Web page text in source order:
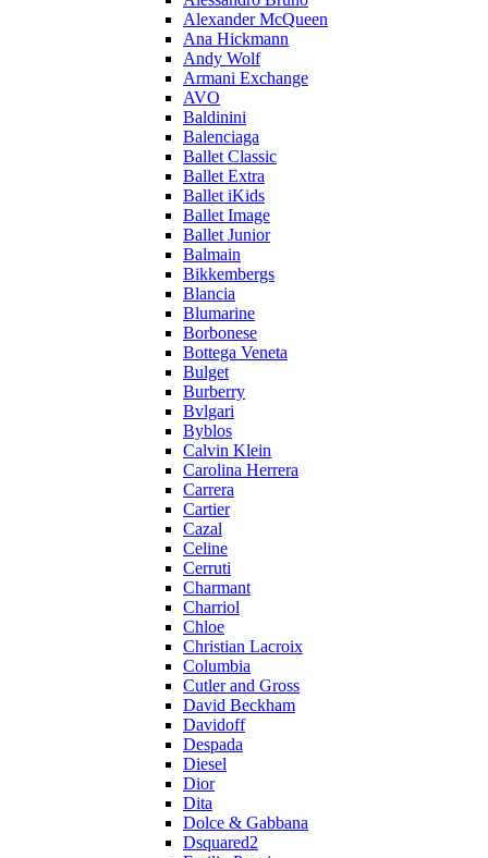
Alexander McQueen
Ana Hickmann
Andy Wolf
Armani Exchange
AVO
Baldinini
Balenciaga
Ballet Classic
Ballet Extra
Ballet iKids
Ballet Image
Ballet Junior
Balmain
Bikkembergs
Blancia
Blumarine
Borbonese
Bottega Veneta
Bulget
Burberry
Bvlgari
Byblos
Calvin Klein
Carolina Herrera
Carrera
Cartier
Cazal
Celine
Cerruti
Charmant
Charriol
Chloe
Christian Lacroix
Columbia
Cutler and Gross
David Beckham
Davidoff
Despada
Diesel
Dior
Dita
Dolce & Gabbana
Dsquared2